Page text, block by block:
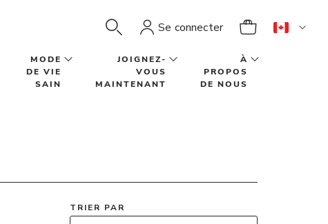
Se connecter
MODE
DE VIE
SAIN
JOIGNEZ-
VOUS
MAINTENANT
À
PROPOS
DE NOUS
TRIER PAR